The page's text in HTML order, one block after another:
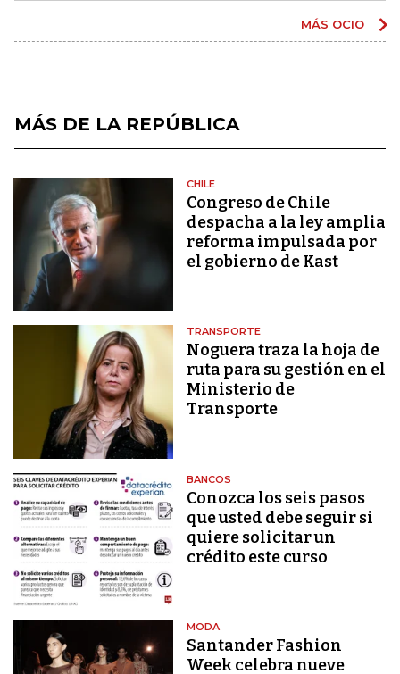
MÁS OCIO
MÁS DE LA REPÚBLICA
CHILE
Congreso de Chile
despacha a la ley amplia
reforma impulsada por
el gobierno de Kast
TRANSPORTE
Noguera traza la hoja de
ruta para su gestión en el
Ministerio de
Transporte
BANCOS
Conozca los seis pasos
que usted debe seguir si
quiere solicitar un
crédito este curso
MODA
Santander Fashion
Week celebra nueve